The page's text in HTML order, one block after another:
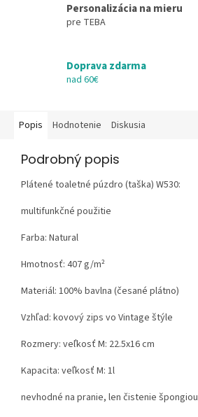
Personalizácia na mieru
pre TEBA
Doprava zdarma
nad 60€
Popis Hodnotenie Diskusia
Podrobný popis
Plátené toaletné púzdro (taška) W530:
multifunkčné použitie
Farba: Natural
Hmotnosť: 407 g/m²
Materiál: 100% bavlna (česané plátno)
Vzhľad: kovový zips vo Vintage štýle
Rozmery: veľkosť M: 22.5x16 cm
Kapacita: veľkosť M: 1l
nevhodné na pranie, len čistenie špongiou